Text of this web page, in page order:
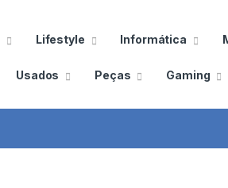
Lifestyle Informática
Usados Peças Gaming